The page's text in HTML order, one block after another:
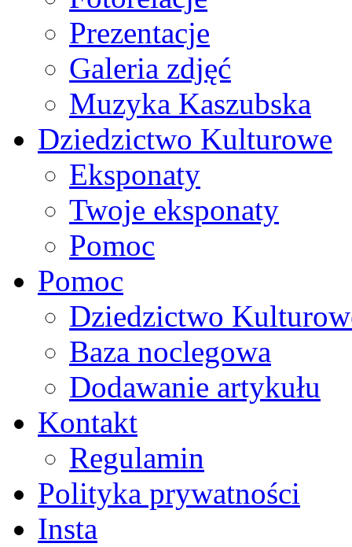
Prezentacje
Galeria zdjęć
Muzyka Kaszubska
Dziedzictwo Kulturowe
Eksponaty
Twoje eksponaty
Pomoc
Pomoc
Dziedzictwo
Baza noclegowa
Dodawanie artykułu
Kontakt
Regulamin
Polityka prywatności
Insta